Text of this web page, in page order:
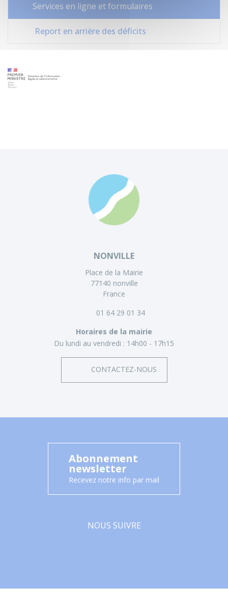
Services en ligne et formulaires
Report en arrière des déficits
NONVILLE
Place de la Mairie
77140 nonville
France
01 64 29 01 34
Horaires de la mairie
Du lundi au vendredi : 14h00 - 17h15
CONTACTEZ-NOUS
Abonnement
newsletter
Recevez notre info par mail
NOUS SUIVRE